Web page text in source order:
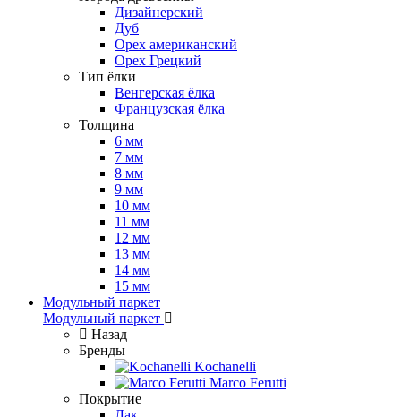
Дизайнерский
Дуб
Орех американский
Орех Грецкий
Тип ёлки
Венгерская ёлка
Французская ёлка
Толщина
6 мм
7 мм
8 мм
9 мм
10 мм
11 мм
12 мм
13 мм
14 мм
15 мм
Модульный паркет
Модульный паркет
Назад
Бренды
Kochanelli
Marco Ferutti
Покрытие